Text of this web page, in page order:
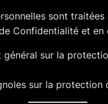
sont
Confidentialité et en
général sur la
sur la protection